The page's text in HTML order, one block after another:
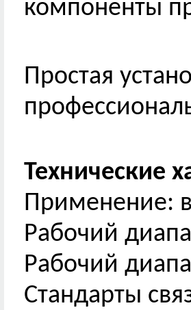
компоненты
Простая
Технические
Применение:
Рабочий
Рабочий
Стандарты